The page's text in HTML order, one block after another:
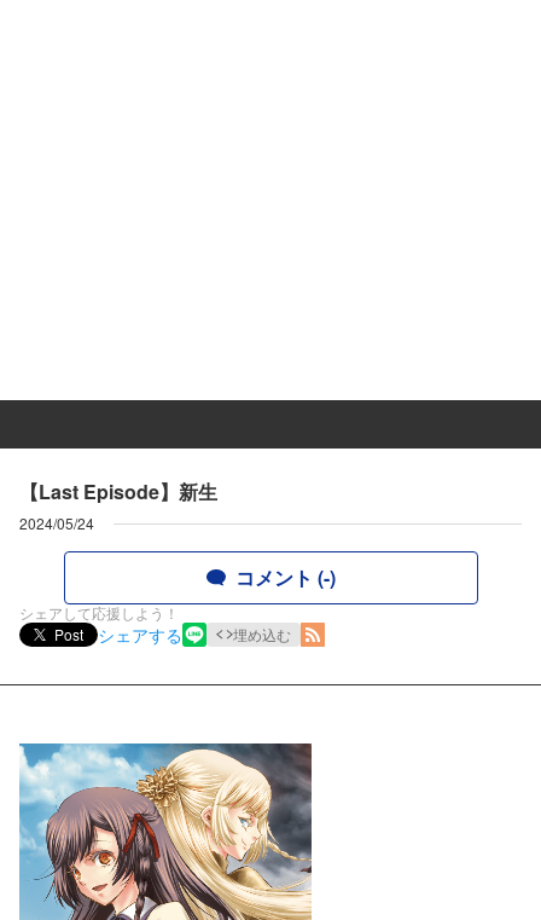
【Last Episode】新生
2024/05/24
コメント (-)
シェアして応援しよう！
Post
シェアする 埋め込む